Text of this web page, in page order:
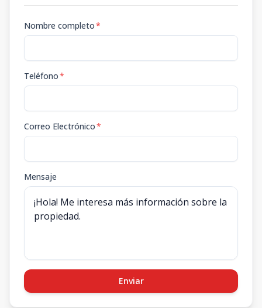
Nombre completo*
Teléfono*
Correo Electrónico*
Mensaje
Enviar